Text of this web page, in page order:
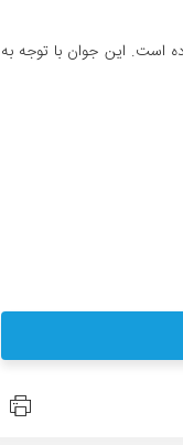
است. این جوان با توجه به